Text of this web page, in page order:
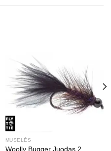
MUSELĖS
Woolly Bugger Juodas 2